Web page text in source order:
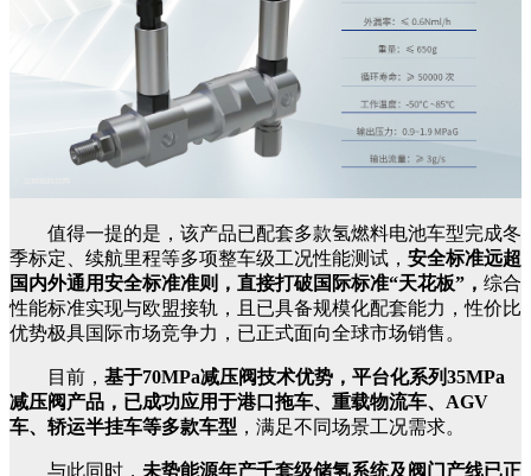
值得一提的是，该产品已配套多款氢燃料电池车型完成冬
季标定、续航里程等多项整车级工况性能测试， 安全标准远超
国内外通用安全标准准则，直接打破国际标准“天花板”， 综合
性能标准实现与欧盟接轨，且已具备规模化配套能力，性价比
优势极具国际市场竞争力，已正式面向全球市场销售。
目前， 基于70MPa减压阀技术优势，平台化系列35MPa
减压阀产品，已成功应用于港口拖车、重载物流车、AGV
车、轿运半挂车等多款车型 ，满足不同场景工况需求。
与此同时， 未势能源年产千套级储氢系统及阀门产线已正